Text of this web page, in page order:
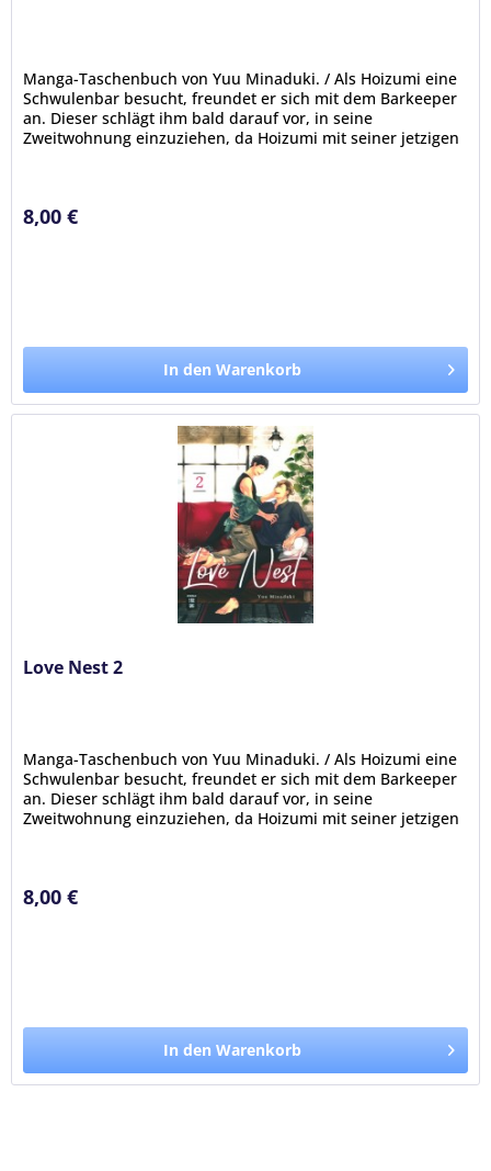
Manga-Taschenbuch von Yuu Minaduki. / Als Hoizumi eine
Schwulenbar besucht, freundet er sich mit dem Barkeeper
an. Dieser schlägt ihm bald darauf vor, in seine
Zweitwohnung einzuziehen, da Hoizumi mit seiner jetzigen
8,00 €
In den Warenkorb
Love Nest 2
Manga-Taschenbuch von Yuu Minaduki. / Als Hoizumi eine
Schwulenbar besucht, freundet er sich mit dem Barkeeper
an. Dieser schlägt ihm bald darauf vor, in seine
Zweitwohnung einzuziehen, da Hoizumi mit seiner jetzigen
8,00 €
In den Warenkorb